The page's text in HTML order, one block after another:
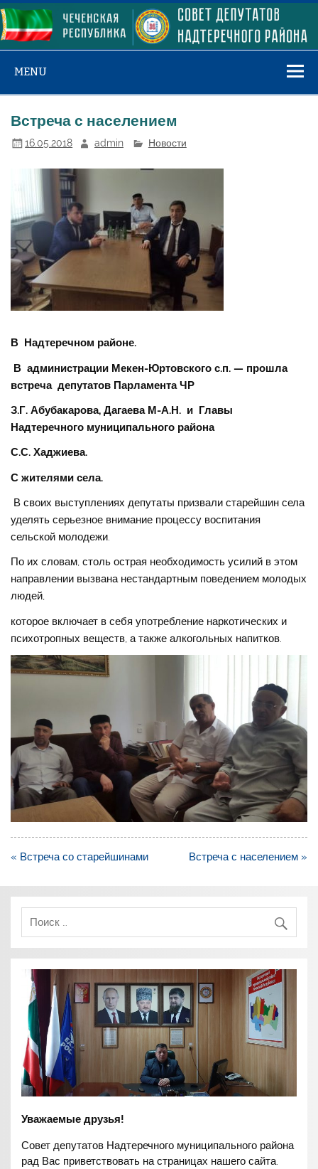
Skip
to
content
MENU
Встреча с населением
16.05.2018 admin Новости
В Надтеречном районе.
В администрации Мекен-Юртовского с.п. — прошла
встреча депутатов Парламента ЧР
З.Г. Абубакарова, Дагаева М-А.Н. и Главы
Надтеречного муниципального района
С.С. Хаджиева.
С жителями села.
В своих выступлениях депутаты призвали старейшин села
уделять серьезное внимание процессу воспитания
сельской молодежи.
По их словам, столь острая необходимость усилий в этом
направлении вызвана нестандартным поведением молодых
людей,
которое включает в себя употребление наркотических и
психотропных веществ, а также алкогольных напитков.
Навигация
записям
« Встреча со старейшинами Встреча с населением »
Уважаемые друзья!
Совет депутатов Надтеречного муниципального района
рад Вас приветствовать на страницах нашего сайта.